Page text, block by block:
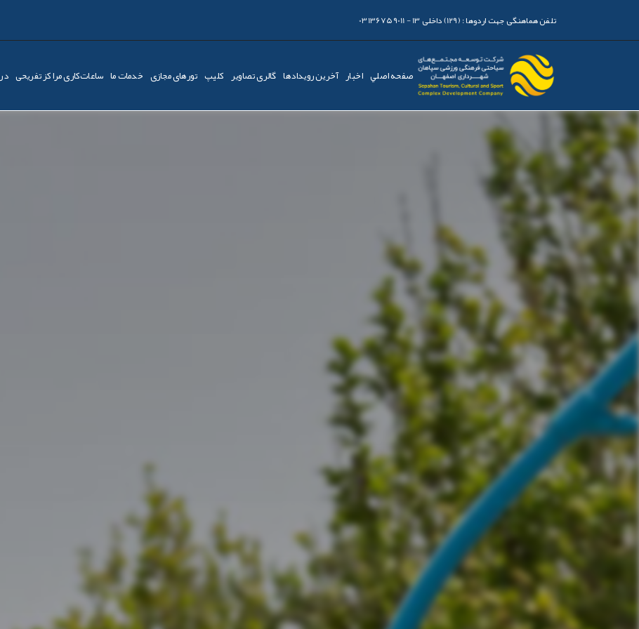
تلفن هماهنگی جهت اردوها :(129) داخلی 13 - 03136759011
صفحه اصلي اخبار آخرین رویدادها گالری تصاویر کليپ تورهای مجازی خدمات ما ساعات‌کاری مراکز تفریحی